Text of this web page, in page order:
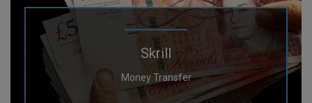
Skrill
Money Transfer